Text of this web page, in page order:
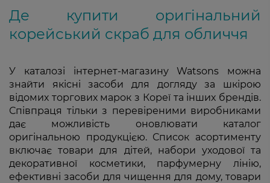
Де купити оригінальний
корейський скраб для обличчя
У каталозі інтернет-магазину Watsons можна
знайти якісні засоби для догляду за шкірою
відомих торгових марок з Кореї та інших брендів.
Співпраця тільки з перевіреними виробниками
дає можливість оновлювати каталог
оригінальною продукцією. Список асортименту
включає товари для дітей, набори уходової та
декоративної косметики, парфумерну лінію,
ефективні засоби для чищення для дому, товари